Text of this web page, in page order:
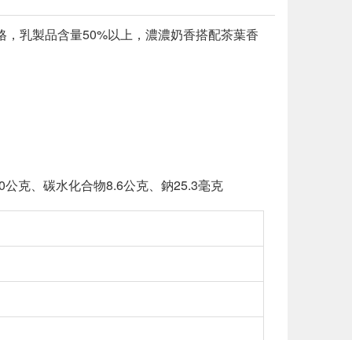
乳製品含量50%以上，濃濃奶香搭配茶葉香
克、碳水化合物8.6公克、鈉25.3毫克